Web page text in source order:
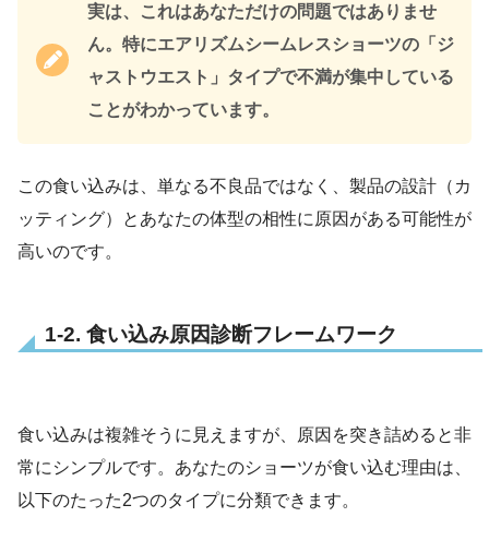
実は、これはあなただけの問題ではありませ
ん。特にエアリズムシームレスショーツの「ジ
ャストウエスト」タイプで不満が集中している
ことがわかっています。
この食い込みは、単なる不良品ではなく、製品の設計（カ
ッティング）とあなたの体型の相性に原因がある可能性が
高いのです。
1-2. 食い込み原因診断フレームワーク
食い込みは複雑そうに見えますが、原因を突き詰めると非
常にシンプルです。あなたのショーツが食い込む理由は、
以下のたった2つのタイプに分類できます。